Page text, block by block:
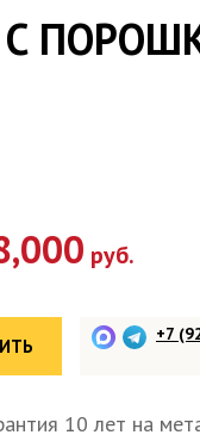
С
руб.
+7
10 лет на